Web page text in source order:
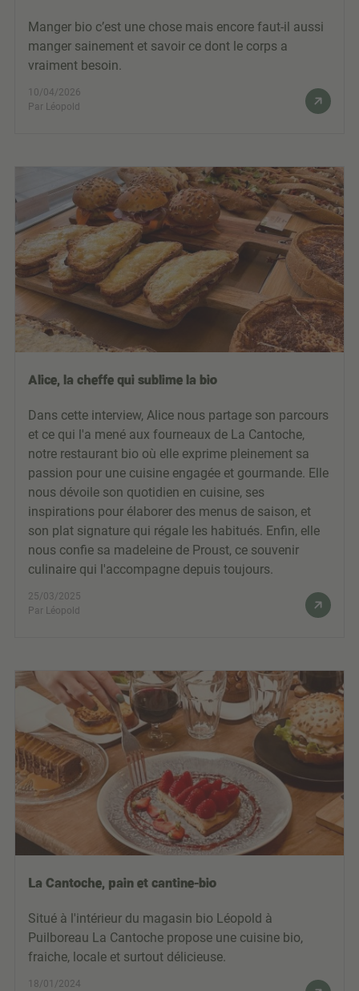
Manger bio c’est une chose mais encore faut-il aussi
manger sainement et savoir ce dont le corps a
vraiment besoin.
10/04/2026
Par Léopold
Alice, la cheffe qui sublime la bio
Dans cette interview, Alice nous partage son parcours
et ce qui l'a mené aux fourneaux de La Cantoche,
notre restaurant bio où elle exprime pleinement sa
passion pour une cuisine engagée et gourmande. Elle
nous dévoile son quotidien en cuisine, ses
inspirations pour élaborer des menus de saison, et
son plat signature qui régale les habitués. Enfin, elle
nous confie sa madeleine de Proust, ce souvenir
culinaire qui l'accompagne depuis toujours.
25/03/2025
Par Léopold
La Cantoche, pain et cantine-bio
Situé à l'intérieur du magasin bio Léopold à
Puilboreau La Cantoche propose une cuisine bio,
fraiche, locale et surtout délicieuse.
18/01/2024